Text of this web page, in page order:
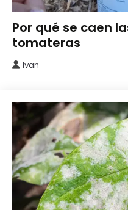
Abonos y
Remedios
Por qué se caen
tomateras
2026
Ivan